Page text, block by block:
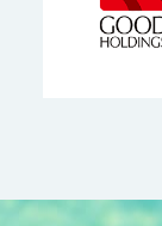
ります。
氏名、住所、
④当該情報の提